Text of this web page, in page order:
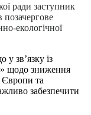
ради заступник
позачергове
екологічної
зв’язку із
щодо зниження
Європи та
забезпечити